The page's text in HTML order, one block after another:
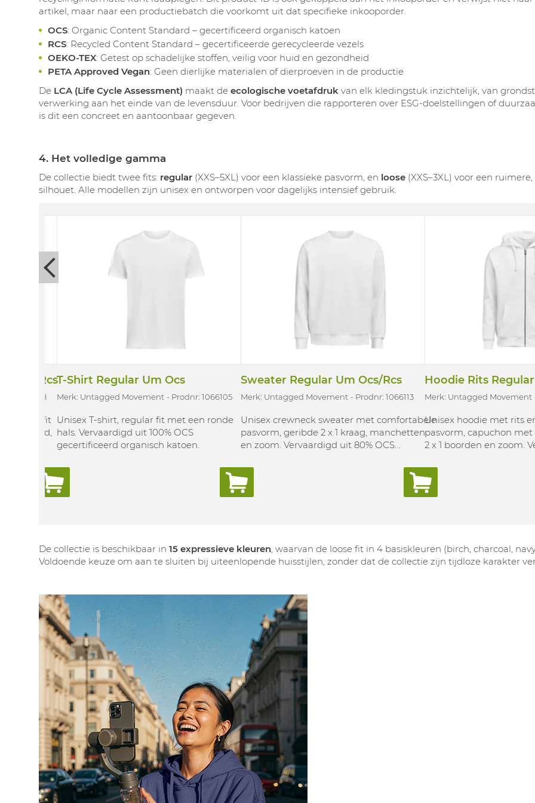
artikel, maar naar een productiebatch die voorkomt uit dat specifieke inkooporder.
OCS: Organic Content Standard – gecertificeerd organisch katoen
RCS: Recycled Content Standard – gecertificeerde gerecycleerde vezels
OEKO-TEX: Getest op schadelijke stoffen, veilig voor huid en gezondheid
PETA Approved Vegan: Geen dierlijke materialen of dierproeven in de productie
De LCA (Life Cycle Assessment) maakt de ecologische voetafdruk van elk kledingstuk inzichtelijk, van
verwerking aan het einde van de levensduur. Voor bedrijven die rapporteren over ESG-doelstellingen of
is dit een concreet en aantoonbaar gegeven.
4. Het volledige gamma
De collectie biedt twee fits: regular (XXS–5XL) voor een klassieke pasvorm, en loose (XXS–3XL) voor een
silhouet. Alle modellen zijn unisex en ontworpen voor dagelijks intensief gebruik.
Ocs/Rcs
1066118
relaxed fit
trekkoord,
en 20% RCS
T-Shirt Regular Um Ocs
Merk: Untagged Movement Prodnr: 1066105
Unisex T-shirt, regular fit met een ronde
hals. Vervaardigd uit 100% OCS
gecertificeerd organisch katoen.
Sweater Regular Um Ocs/Rcs
Merk: Untagged Movement Prodnr: 1066113
Unisex crewneck sweater met comfortabele
pasvorm, geribde 2 x 1 kraag, manchetten
en zoom. Vervaardigd uit 80% OCS
gecertificeerd gerecycleerd polyester.
Hoodie Rits
Merk: Untagged Movement
Unisex hoodie met rits
pasvorm, capuchon
2 x 1 boorden en zoom.
RCS gecertificeerd
Next
De collectie is beschikbaar in 15 expressieve kleuren, waarvan de loose fit in 4 basiskleuren (birch, charcoal,
Voldoende keuze om aan te sluiten bij uiteenlopende huisstijlen, zonder dat de collectie zijn tijdloze karakter